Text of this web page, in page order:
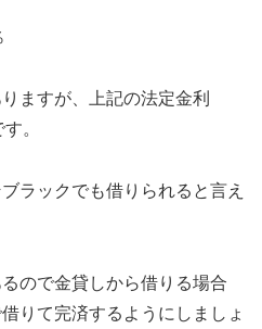
ますが、上記の法定金利
。
ラックでも借りられると言え
ので金貸しから借りる場合
りて完済するようにしましょ